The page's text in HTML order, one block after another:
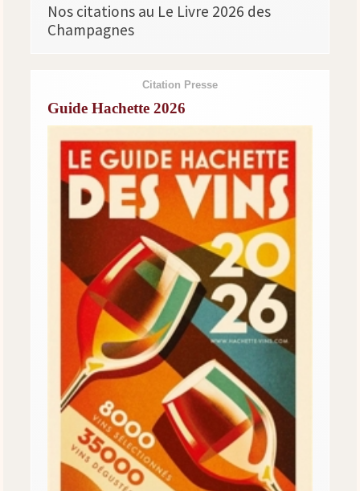
Nos citations au Le Livre 2026 des
Champagnes
Citation Presse
Guide Hachette 2026